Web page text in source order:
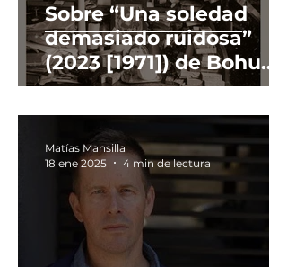
Sobre “Una soledad
demasiado ruidosa”
(2023 [1971]) de Bohumil
Hrabal.
Matías Mansilla
18 ene 2025
4 min de lectura